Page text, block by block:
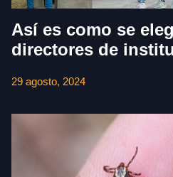
Así es como se
directores de
29 agosto, 2024